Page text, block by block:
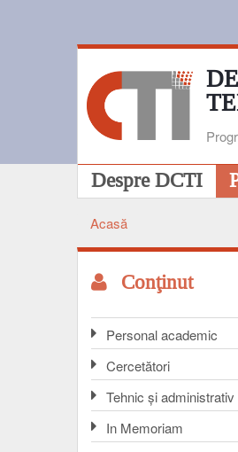
Navigare
principală
Despre DCTI
Breadcrumb
Acasă
Conţinut
Personal academic
Cercetători
Tehnic și administrativ
In Memoriam